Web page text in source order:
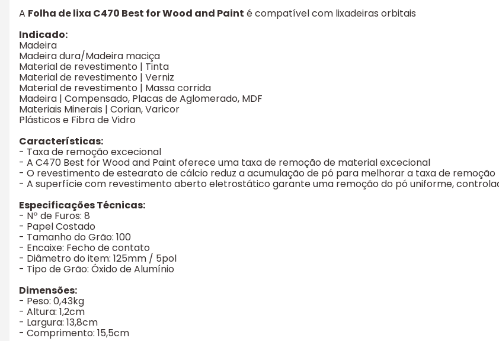
A Folha de lixa C470 Best for Wood and Paint é compatível com lixadeiras orbitais
Indicado:
Madeira
Madeira dura/Madeira maciça
Material de revestimento | Tinta
Material de revestimento | Verniz
Material de revestimento | Massa corrida
Madeira | Compensado, Placas de Aglomerado, MDF
Materiais Minerais | Corian, Varicor
Plásticos e Fibra de Vidro
Características:
- Taxa de remoção excecional
- A C470 Best for Wood and Paint oferece uma taxa de remoção de material excecional
- O revestimento de estearato de cálcio reduz a acumulação de pó para melhorar a taxa de remoção
- A superfície com revestimento aberto eletrostático garante uma remoção do pó uniforme,
Especificações Técnicas:
- Nº de Furos: 8
- Papel Costado
- Tamanho do Grão: 100
- Encaixe: Fecho de contato
- Diâmetro do item: 125mm / 5pol
- Tipo de Grão: Óxido de Alumínio
Dimensões:
- Peso: 0,43kg
- Altura: 1,2cm
- Largura: 13,8cm
- Comprimento: 15,5cm